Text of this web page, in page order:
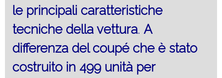
le principali caratteristiche
tecniche della vettura. A
differenza del coupé che è stato
costruito in 499 unità per